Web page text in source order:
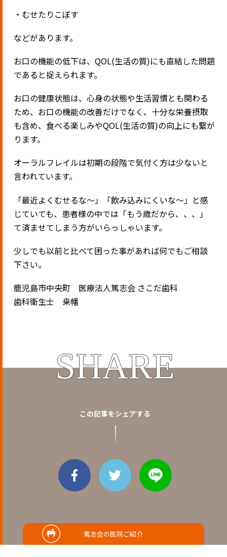
篤志会の医院ご紹介
・むせたりこぼす
などがあります。
お口の機能の低下は、QOL(生活の質)にも直結した問題
であると捉えられます。
お口の健康状態は、心身の状態や生活習慣とも関わる
ため、お口の機能の改善だけでなく、十分な栄養摂取
も含め、食べる楽しみやQOL(生活の質)の向上にも繋が
ります。
オーラルフレイルは初期の段階で気付く方は少ないと
言われています。
「最近よくむせるな〜」「飲み込みにくいな〜」と感
じていても、患者様の中では「もう歳だから、、、」
て済ませてしまう方がいらっしゃいます。
少しでも以前と比べて困った事があれば何でもご相談
下さい。
鹿児島市中央町 医療法人篤志会 さこだ歯科
歯科衛生士 桒幡
SHARE
この記事をシェアする